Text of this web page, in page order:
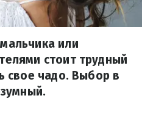
или
стоит трудный
свое чадо. Выбор в